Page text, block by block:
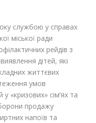
службою у справах
міської ради
рейдів з
дітей, які
життєвих
умов
«кризових» сім’ях та
продажу
напоїв та